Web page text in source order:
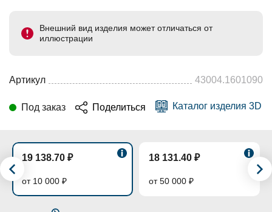
Внешний вид изделия может отличаться от
иллюстрации
Артикул 43004.1601090
Под заказ Поделиться Каталог изделия 3D
19 138.70 ₽
от 10 000 ₽
18 131.40 ₽
от 50 000 ₽